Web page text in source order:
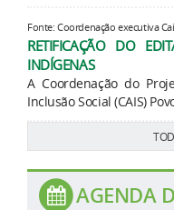
Fonte: Coordenação executiva
RETIFICAÇÃO DO
INDÍGENAS
A Coordenação do
Inclusão Social (CAIS)
AGENDA